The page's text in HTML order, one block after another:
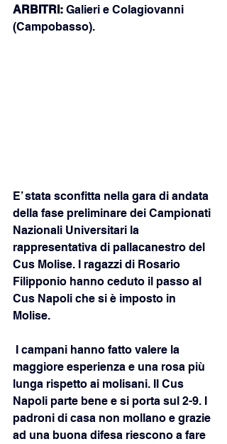
ARBITRI: Galieri e Colagiovanni
(Campobasso).
E’ stata sconfitta nella gara di andata
della fase preliminare dei Campionati
Nazionali Universitari la
rappresentativa di pallacanestro del
Cus Molise. I ragazzi di Rosario
Filipponio hanno ceduto il passo al
Cus Napoli che si è imposto in
Molise.
maggiore esperienza e una rosa più
lunga rispetto ai molisani. Il Cus
Napoli parte bene e si porta sul 2-9. I
padroni di casa non mollano e grazie
ad una buona difesa riescono a fare